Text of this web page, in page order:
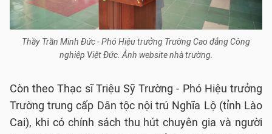
Thầy Trần Minh Đức - Phó Hiệu trưởng Trường Cao đẳng Công
nghiệp Việt Đức. Ảnh website nhà trường.
Còn theo Thạc sĩ Triệu Sỹ Trường - Phó Hiệu trưởng
Trường trung cấp Dân tộc nội trú Nghĩa Lộ (tỉnh Lào
Cai), khi có chính sách thu hút chuyên gia và người